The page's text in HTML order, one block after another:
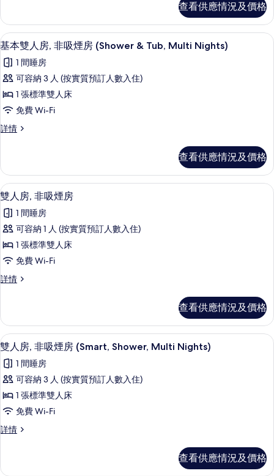
相
片
非
吸
煙
房
(Shower&Tub,
Single
Use,
Multi
相
片
房,
非
吸
房
(Shower&Tub,
Use,
Multi
詳
查看供應情況及價格
載
入
所
有
基
雙
房,
非
吸
煙
房
(Shower
&
Tub,
Multi
的
相
片
5
基本雙人房, 非吸煙房 (Shower & Tub, Multi Nights)
1 間睡房
可容納 3 人 (按實質預訂人數入住)
1 張標準雙人床
免費 Wi-Fi
詳情
基
房,
非
吸
房
(Shower
Tub,
Multi
詳
查看供應情況及價格
載
入
所
有
雙
房,
吸
煙
房
的
相
片
5
雙人房, 非吸煙房
1 間睡房
可容納 1 人 (按實質預訂人數入住)
1 張標準雙人床
免費 Wi-Fi
詳情
雙
吸
煙
房
情
查看供應情況及價格
載
入
所
有
雙
房,
吸
5
雙人房, 非吸煙房 (Smart, Shower, Multi Nights)
1 間睡房
可容納 3 人 (按實質預訂人數入住)
1 張標準雙人床
免費 Wi-Fi
詳情
雙
吸
查看供應情況及價格